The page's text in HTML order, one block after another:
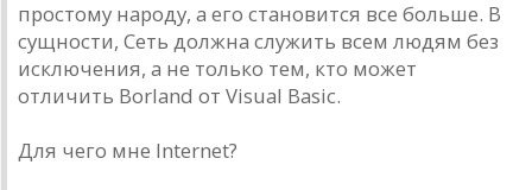
простому народу, а его становится все больше. В
сущности, Сеть должна служить всем людям без
исключения, а не только тем, кто может
отличить Borland от Visual Basic.
Для чего мне Internet?